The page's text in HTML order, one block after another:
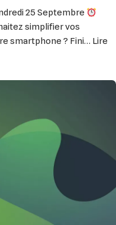
25 Septembre
simplifier vos
smartphone ? Fini… Lire